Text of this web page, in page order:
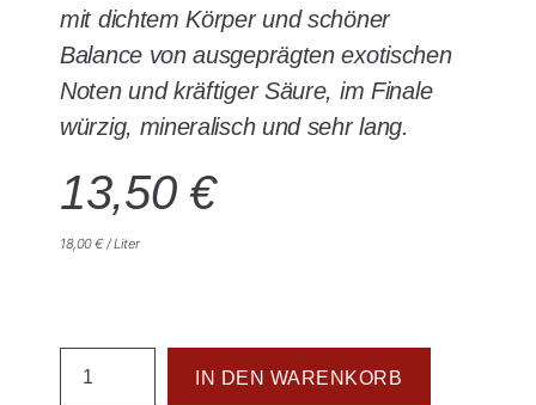
mit dichtem Körper und schöner
Balance von ausgeprägten exotischen
Noten und kräftiger Säure, im Finale
würzig, mineralisch und sehr lang.
13,50€
18,00€/Liter
IN DEN WARENKORB